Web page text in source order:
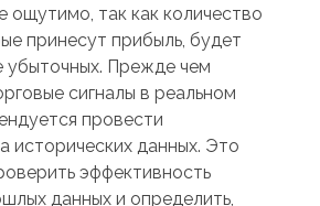
ощутимо, так как количество
принесут прибыль, будет
убыточных. Прежде чем
сигналы в реальном
провести
исторических данных. Это
эффективность
данных и определить,